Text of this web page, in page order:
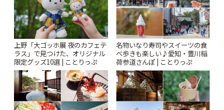
上野「大ゴッホ展 夜のカフェテ
ラス」で見つけた、オリジナル
限定グッズ10選 | ことりっぷ
名物いなり寿司やスイーツの食
べ歩きも楽しい♪愛知・豊川稲
荷参道さんぽ | ことりっぷ